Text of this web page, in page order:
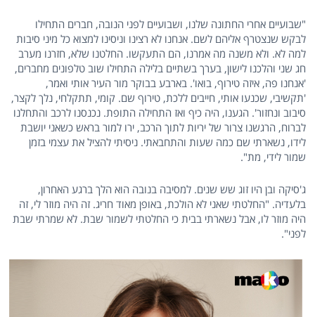
"שבועיים אחרי החתונה שלנו, ושבועיים לפני הנובה, חברים התחילו
לבקש שנצטרף אליהם לשם. אנחנו לא רצינו וניסינו למצוא כל מיני סיבות
למה לא. ולא משנה מה אמרנו, הם התעקשו. החלטנו שלא, חזרנו מערב
חג שני והלכנו לישון, בערך בשתיים בלילה התחילו שוב טלפונים מחברים,
'אנחנו פה, איזה טירוף, בואו'. בארבע בבוקר מור העיר אותי ואמר,
'תקשיבי, שכנעו אותי, חייבים ללכת, טירוף שם. קומי, תתקלחי, נלך לקצר,
סיבוב ונחזור'. הגענו, היה כיף ואז התחילה התופת. נכנסנו לרכב והתחלנו
לברוח, הרגשנו צרור של יריות לתוך הרכב, ירו למור בראש כשאני יושבת
לידו, נשארתי שם כמה שעות והתחבאתי. ניסיתי להציל את עצמי בזמן
שמור לידי, מת".
ג'סיקה ובן היו זוג שש שנים. למסיבה בנובה הוא הלך ברגע האחרון,
בלעדיה. "החלטתי שאני לא הולכת, באופן מאוד חריג. זה היה מוזר לי, זה
היה מוזר לו, אבל נשארתי בבית כי החלטתי לשמור שבת. לא שמרתי שבת
לפני".